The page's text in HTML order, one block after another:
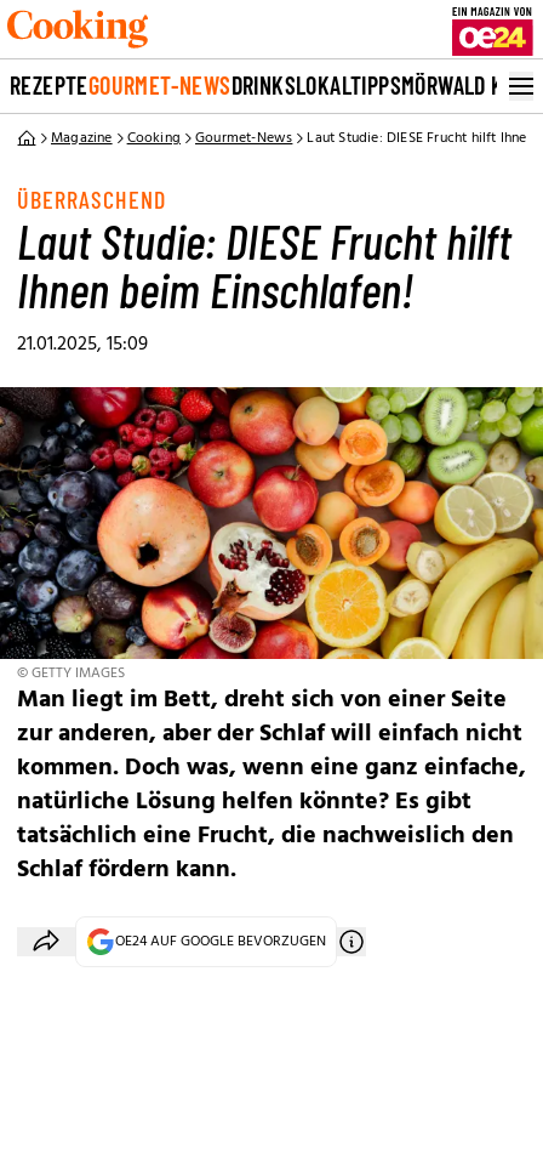
REZEPTEGOURMET-NEWSDRINKSLOKALTIPPSMÖRWALD
Magazine Cooking Gourmet-News Laut Studie: DIESE Frucht hilft Ihnen
ÜBERRASCHEND
Laut Studie: DIESE Frucht hilft
Ihnen beim Einschlafen!
21.01.2025, 15:09
© GETTY IMAGES
Man liegt im Bett, dreht sich von einer Seite
zur anderen, aber der Schlaf will einfach nicht
kommen. Doch was, wenn eine ganz einfache,
natürliche Lösung helfen könnte? Es gibt
tatsächlich eine Frucht, die nachweislich den
Schlaf fördern kann.
OE24 AUF GOOGLE BEVORZUGEN